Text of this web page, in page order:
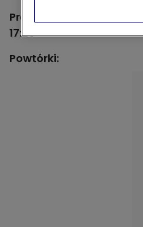
Premiera odcinka:
17:20
Powtórki: